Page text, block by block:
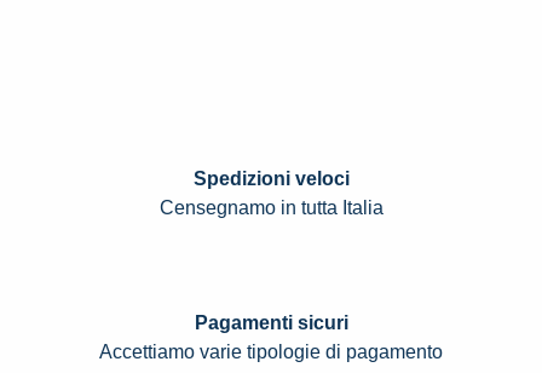
Spedizioni veloci
Censegnamo in tutta Italia
Pagamenti sicuri
Accettiamo varie tipologie di pagamento